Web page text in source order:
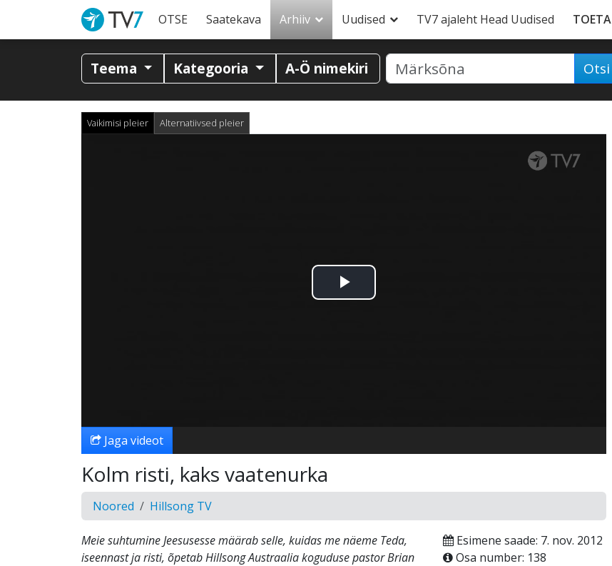
OTSE Saatekava Arhiiv Uudised TV7 ajaleht Head Uudised TOETA
Teema Kategooria A-Ö nimekiri Otsi
Vaikimisi pleier Alternatiivsed pleier
Esita
Jaga videot
Kolm risti, kaks vaatenurka
Noored Hillsong TV
Meie suhtumine Jeesusesse määrab selle, kuidas me näeme Teda,
iseennast ja risti, õpetab Hillsong Austraalia koguduse pastor Brian
Esimene saade: 7. nov. 2012
Osa number: 138